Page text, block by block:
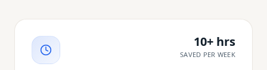
10+ hrs
SAVED PER WEEK